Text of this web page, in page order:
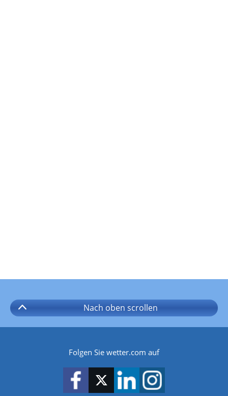
Nach oben scrollen
Folgen Sie wetter.com auf